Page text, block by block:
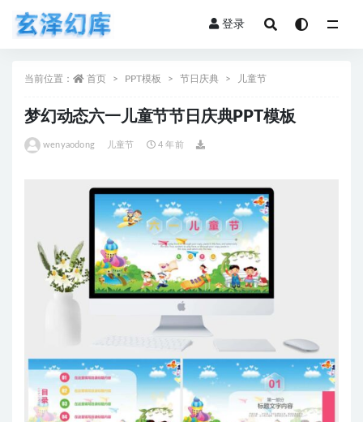
登录
当前位置： 首页 PPT模板 节日庆典 儿童节
梦幻动态六一儿童节节日庆典PPT模板
wenyaodong 儿童节 4 年前